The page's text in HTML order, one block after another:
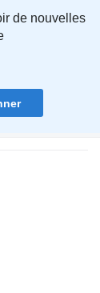
de nouvelles